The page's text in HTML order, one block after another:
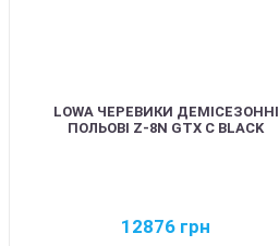
LOWA ЧЕРЕВИКИ ДЕМІСЕЗОННІ
ПОЛЬОВІ Z-8N GTX C BLACK
12876 грн